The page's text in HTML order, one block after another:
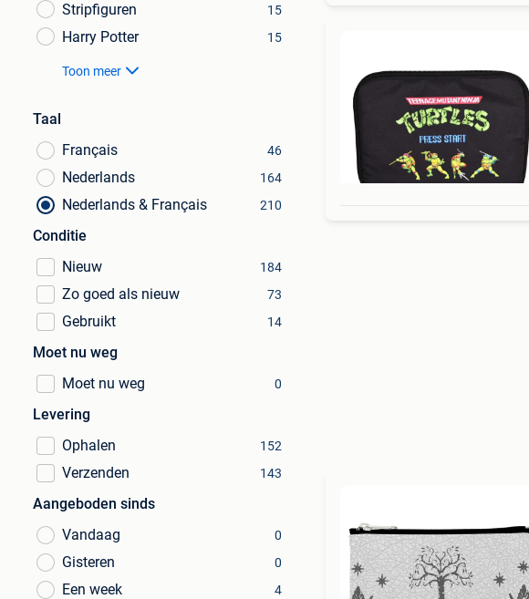
Stripfiguren 15
Harry Potter 15
Toon meer
Taal
Français
46
Nederlands 164
Nederlands & Français 210
Conditie
Nieuw
184
Zo goed als nieuw 73
Gebruikt 14
Moet nu weg
Moet nu weg
0
Levering
Ophalen
152
Verzenden 143
Aangeboden sinds
Vandaag
0
Gisteren 0
Een week 4